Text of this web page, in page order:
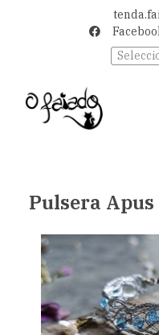
Pulsera Apus